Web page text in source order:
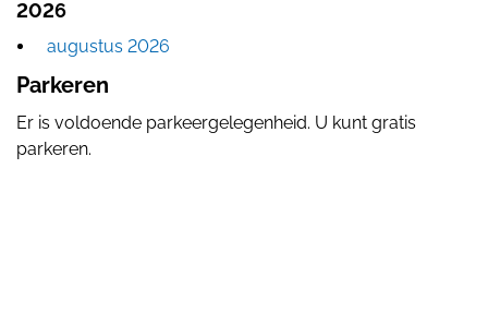
2026
augustus 2026
Parkeren
Er is voldoende parkeergelegenheid. U kunt gratis
parkeren.